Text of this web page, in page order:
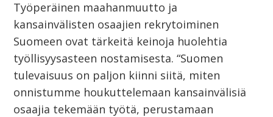
Työperäinen maahanmuutto ja
kansainvälisten osaajien rekrytoiminen
Suomeen ovat tärkeitä keinoja huolehtia
työllisyysasteen nostamisesta. “Suomen
tulevaisuus on paljon kiinni siitä, miten
onnistumme houkuttelemaan kansainvälisiä
osaajia tekemään työtä, perustamaan